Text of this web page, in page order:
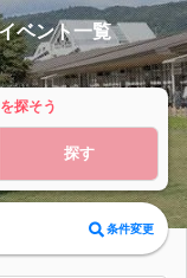
ベント一覧
探そう
探す
条件変更